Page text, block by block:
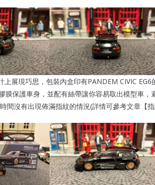
上展現巧思，包裝內盒印有PANDEM CIVIC
膜保護車身，並配有絲帶讓你容易取出模型車，
間沒有出現佈滿指紋的情況(詳情可參考文章【